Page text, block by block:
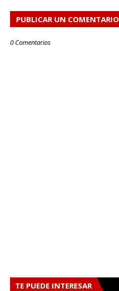
PUBLICAR UN COMENTARIO
0 Comentarios
TE PUEDE INTERESAR